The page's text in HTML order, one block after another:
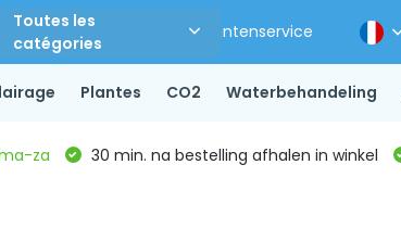
Toutes les
catégories
Klantenservice
Plantes CO2 Waterbehandeling
za 30 min. na bestelling afhalen in winkel